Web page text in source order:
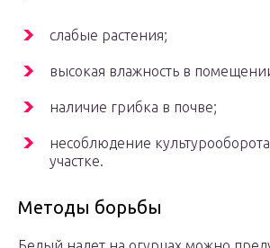
слабые растения;
высокая влажность в
наличие грибка в почве;
несоблюдение
участке.
Методы борьбы